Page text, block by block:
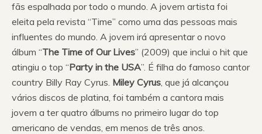
fãs espalhada por todo o mundo. A jovem artista foi
eleita pela revista “Time” como uma das pessoas mais
influentes do mundo. A jovem irá apresentar o novo
álbum “The Time of Our Lives” (2009) que inclui o hit que
atingiu o top “Party in the USA”. É filha do famoso cantor
country Billy Ray Cyrus. Miley Cyrus, que já alcançou
vários discos de platina, foi também a cantora mais
jovem a ter quatro álbums no primeiro lugar do top
americano de vendas, em menos de três anos.